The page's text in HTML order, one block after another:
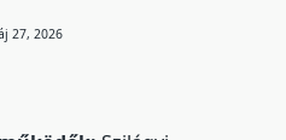
27, 2026